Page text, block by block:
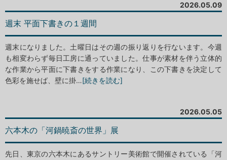
2026.05.09
週末 平面下書きの１週間
週末になりました。土曜日はその週の振り返りを行ないます。今週
も相変わらず毎日工房に通っていました。仕事が素材を伴う立体的
な作業から平面に下書きをする作業になり、この下書きを決定して
色彩を施せば、壁に掛…[続きを読む]
2026.05.05
六本木の「河鍋暁斎の世界」展
先日、東京の六本木にあるサントリー美術館で開催されている「河